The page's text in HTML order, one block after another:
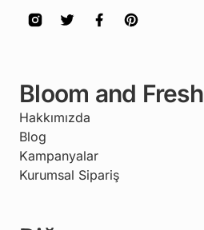
Bloom and Fresh
Hakkımızda
Blog
Kampanyalar
Kurumsal Sipariş